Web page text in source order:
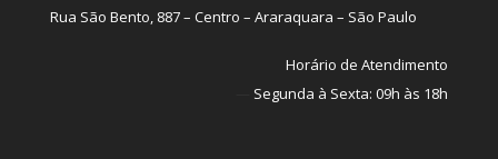
Rua São Bento, 887 – Centro – Araraquara – São Paulo
Horário de Atendimento
Segunda à Sexta: 09h às 18h